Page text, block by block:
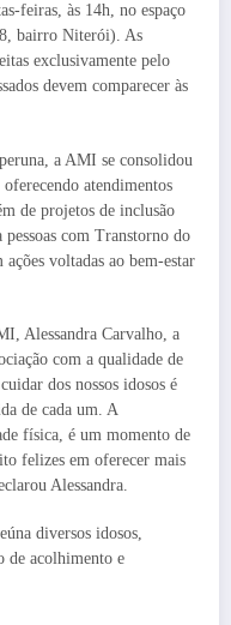
feiras, às 14h, no espaço
bairro Niterói). As
exclusivamente pelo
devem comparecer às
a AMI se consolidou
atendimentos
de projetos de inclusão
com Transtorno do
voltadas ao bem-estar
Alessandra Carvalho, a
com a qualidade de
dos nossos idosos é
de cada um. A
física, é um momento de
felizes em oferecer mais
Alessandra.
diversos idosos,
de acolhimento e